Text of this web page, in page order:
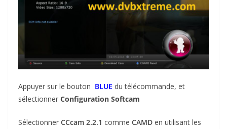
Appuyer sur le bouton BLUE du télécommande, et
sélectionner Configuration Softcam
Sélectionner CCcam 2.2.1 comme CAMD en utilisant les